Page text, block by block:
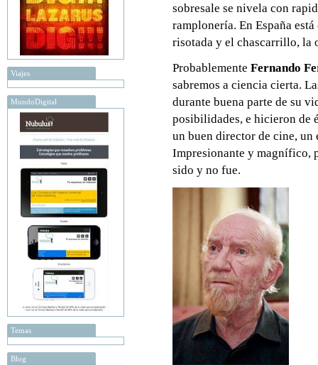
Viajes
MundoDigital
Temas
Blog
sobresale se nivela con
ramplonería. En España
risotada y el chascarrillo, la
Probablemente Fernando
sabremos a ciencia cierta.
durante buena parte de su
posibilidades, e hicieron de
un buen director de cine, un
Impresionante y magnífico,
sido y no fue.